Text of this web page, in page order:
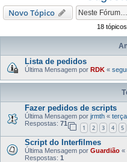
Novo Tópico
18
Lista de pedidos
Última Mensagem por RDK «
Fazer pedidos de scripts
Última Mensagem por jrmth «
Respostas: 71
1 2 3 4 5
Script do Interfilmes
Última Mensagem por Guardião «
Respostas: 1